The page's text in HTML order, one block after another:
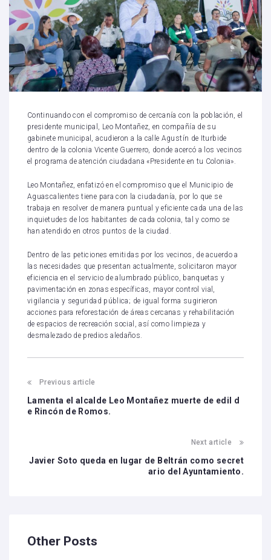
Continuando con el compromiso de cercanía con la población, el
presidente municipal, Leo Montañez, en compañía de su
gabinete municipal, acudieron a la calle Agustín de Iturbide
dentro de la colonia Vicente Guerrero, donde acercó a los vecinos
el programa de atención ciudadana «Presidente en tu Colonia».
Leo Montañez, enfatizó en el compromiso que el Municipio de
Aguascalientes tiene para con la ciudadanía, por lo que se
trabaja en resolver de manera puntual y eficiente cada una de las
inquietudes de los habitantes de cada colonia, tal y como se
han atendido en otros puntos de la ciudad.
Dentro de las peticiones emitidas por los vecinos, de acuerdo a
las necesidades que presentan actualmente, solicitaron mayor
eficiencia en el servicio de alumbrado público, banquetas y
pavimentación en zonas específicas, mayor control vial,
vigilancia y seguridad pública; de igual forma sugirieron
acciones para reforestación de áreas cercanas y rehabilitación
de espacios de recreación social, así como limpieza y
desmalezado de predios aledaños.
Previous article
Lamenta el alcalde Leo Montañez muerte de edil d
e Rincón de Romos.
Next article
Javier Soto queda en lugar de Beltrán como secret
ario del Ayuntamiento.
Other Posts